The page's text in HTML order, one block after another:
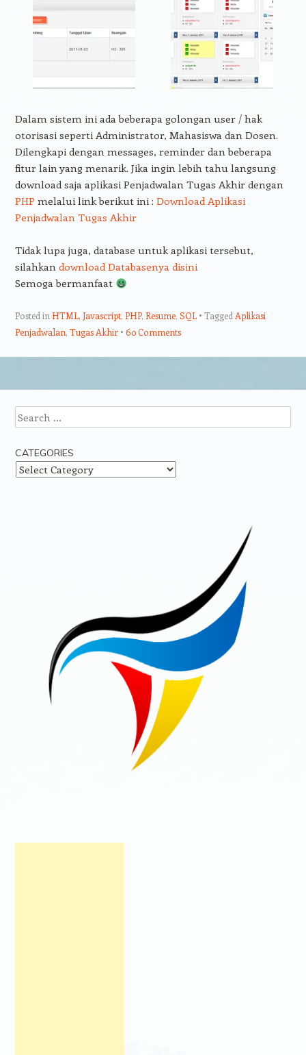
Dalam sistem ini ada beberapa golongan user / hak
otorisasi seperti Administrator, Mahasiswa dan Dosen.
Dilengkapi dengan messages, reminder dan beberapa
fitur lain yang menarik. Jika ingin lebih tahu langsung
download saja aplikasi Penjadwalan Tugas Akhir dengan
PHP melalui link berikut ini : Download Aplikasi
Penjadwalan Tugas Akhir
Tidak lupa juga, database untuk aplikasi tersebut,
silahkan download Databasenya disini
Semoga bermanfaat
Posted in HTML, Javascript, PHP, Resume, SQL Tagged Aplikasi
Penjadwalan, Tugas Akhir 60 Comments
Search
CATEGORIES
Categories